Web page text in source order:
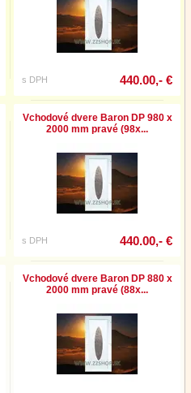
s DPH 440.00,- €
Vchodové dvere Baron DP 980 x
2000 mm pravé (98x...
s DPH 440.00,- €
Vchodové dvere Baron DP 880 x
2000 mm pravé (88x...